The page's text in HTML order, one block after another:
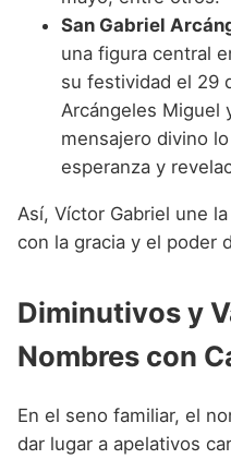
San Gabriel
una figura central
su festividad el 29
Arcángeles Miguel
mensajero divino
esperanza y
Así, Víctor Gabriel une
con la gracia y el poder
Diminutivos y
Nombres con
En el seno familiar, el
dar lugar a apelativos